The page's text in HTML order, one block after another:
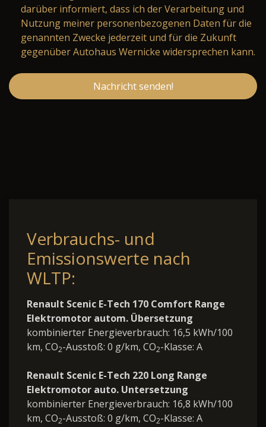
darüber informiert, dass ich der Verarbeitung und
Nutzung meiner personenbezogenen Daten für die
genannten Zwecke jederzeit und für die Zukunft
gegenüber Autohaus Wernicke widersprechen kann.
Nachricht senden!
Verbrauchs- und
Emissionswerte nach
WLTP:
Renault Scenic E-Tech 170 Comfort Range
Elektromotor autom. Übersetzung
kombinierter Energieverbrauch: 16,5 kWh/100
km, CO2-Ausstoß: 0 g/km, CO2-Klasse: A
Renault Scenic E-Tech 220 Long Range
Elektromotor auto. Untersetzung
kombinierter Energieverbrauch: 16,8 kWh/100
km, CO2-Ausstoß: 0 g/km, CO2-Klasse: A